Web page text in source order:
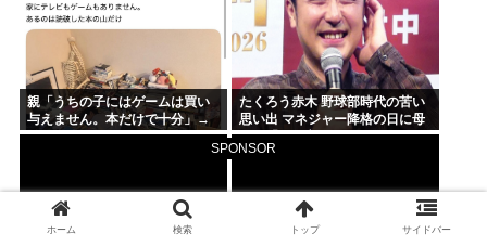
SPONSOR
親「うちの子にはゲームは買い
与えません。本だけで十分」→
結果
たくろう赤木 野球部時代の苦い
思い出 マネジャー降格の日に母
が…「何も言えなくて」
ホーム 検索 トップ サイドバー